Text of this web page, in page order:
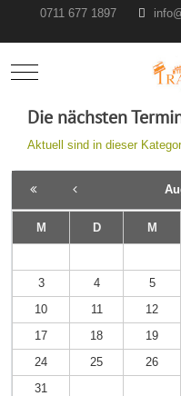
0711 677 1897
Mobile Menu Toggle
Die nächsten
Aktuell sind in dieser
M D M
3
4 5
10
11 12
17
18 19
24
25 26
31